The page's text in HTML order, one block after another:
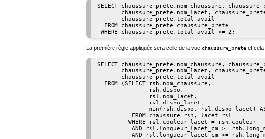
SELECT chaussure_prete.nom_chaussure,
chaussure_prete.nom_lacet,
       chaussure_prete.total_avail
  FROM chaussure_prete chaussure_prete
La première règle appliquée sera celle de la vue chaussure_prete et cela
SELECT chaussure_prete.nom_chaussure,
chaussure_prete.nom_lacet,
       chaussure_prete.total_avail
  FROM (SELECT rsh.nom_chaussure,
               rsh.dispo,
               rsl.nom_lacet,
               rsl.dispo_lacet,
min(rsh.dispo, rsl.dispo_lacet)
          FROM chaussure rsh, lacet rsl
         WHERE rsl.couleur_lacet = rsh.couleur
AND rsl.longueur_lacet_cm >=
AND rsl.longueur_lacet_cm <=